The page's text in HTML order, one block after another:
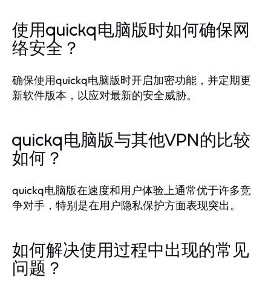
使用quickq电脑版时如何确保网
络安全？
确保使用quickq电脑版时开启加密功能，并定期更
新软件版本，以应对最新的安全威胁。
quickq电脑版与其他VPN的比较
如何？
quickq电脑版在速度和用户体验上通常优于许多竞
争对手，特别是在用户隐私保护方面表现突出。
如何解决使用过程中出现的常见
问题？